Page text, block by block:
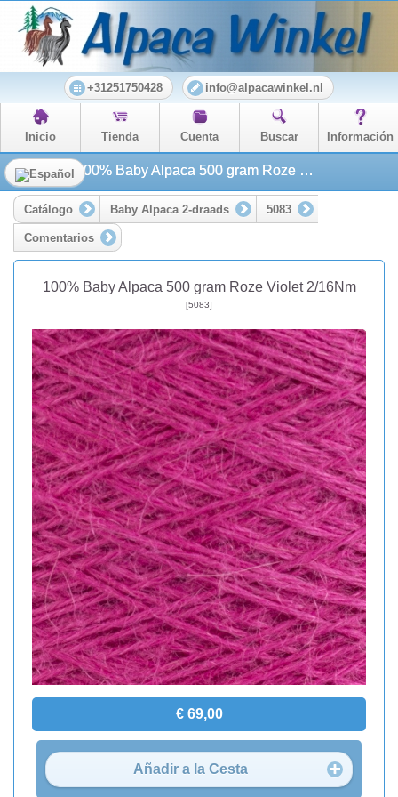
+31251750428 info@alpacawinkel.nl
Inicio Tienda Cuenta Buscar Información
100% Baby Alpaca 500 gram Roze Violet 2/16Nm
Catálogo Baby Alpaca 2-draads 5083
Comentarios
100% Baby Alpaca 500 gram Roze Violet 2/16Nm
[5083]
€ 69,00
Añadir a la Cesta